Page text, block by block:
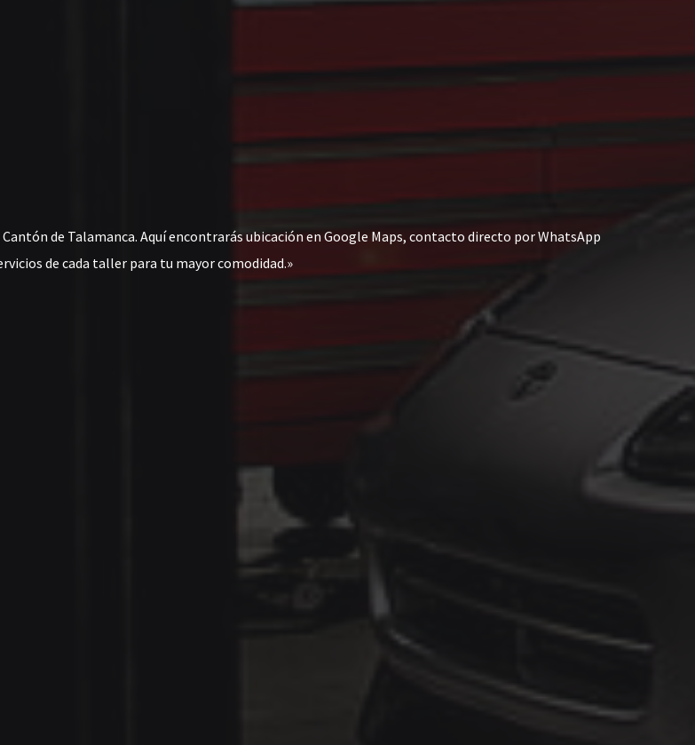
de Talamanca. Aquí encontrarás ubicación en Google Maps, contacto directo por WhatsApp
de cada taller para tu mayor comodidad.»